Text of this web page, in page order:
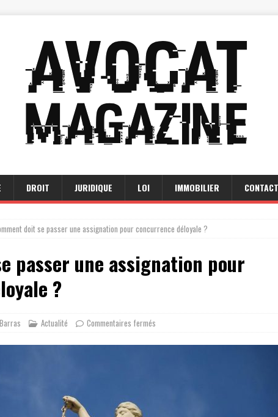
DROIT JURIDIQUE LOI IMMOBILIER CONTACT
doit se passer une assignation pour concurrence déloyale ?
passer une assignation pour
?
Actualité Commentaires fermés